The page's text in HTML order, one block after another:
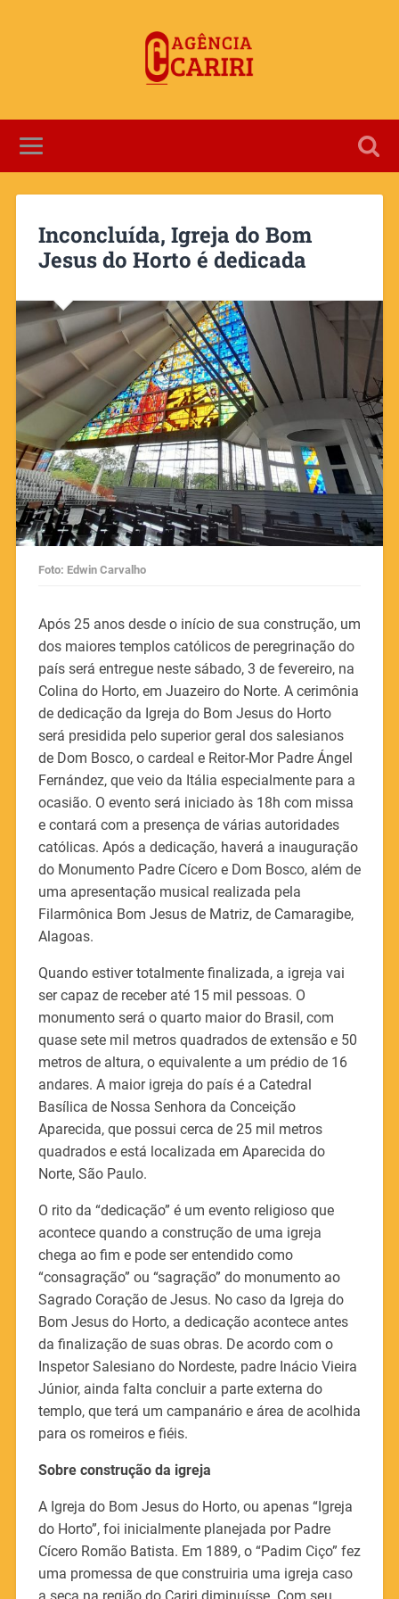
Inconcluída, Igreja do Bom
Jesus do Horto é dedicada
Foto: Edwin Carvalho
Após 25 anos desde o início de sua construção, um
dos maiores templos católicos de peregrinação do
país será entregue neste sábado, 3 de fevereiro, na
Colina do Horto, em Juazeiro do Norte. A cerimônia
de dedicação da Igreja do Bom Jesus do Horto
será presidida pelo superior geral dos salesianos
de Dom Bosco, o cardeal e Reitor-Mor Padre Ángel
Fernández, que veio da Itália especialmente para a
ocasião. O evento será iniciado às 18h com missa
e contará com a presença de várias autoridades
católicas. Após a dedicação, haverá a inauguração
do Monumento Padre Cícero e Dom Bosco, além de
uma apresentação musical realizada pela
Filarmônica Bom Jesus de Matriz, de Camaragibe,
Alagoas.
Quando estiver totalmente finalizada, a igreja vai
ser capaz de receber até 15 mil pessoas. O
monumento será o quarto maior do Brasil, com
quase sete mil metros quadrados de extensão e 50
metros de altura, o equivalente a um prédio de 16
andares. A maior igreja do país é a Catedral
Basílica de Nossa Senhora da Conceição
Aparecida, que possui cerca de 25 mil metros
quadrados e está localizada em Aparecida do
Norte, São Paulo.
O rito da “dedicação” é um evento religioso que
acontece quando a construção de uma igreja
chega ao fim e pode ser entendido como
“consagração” ou “sagração” do monumento ao
Sagrado Coração de Jesus. No caso da Igreja do
Bom Jesus do Horto, a dedicação acontece antes
da finalização de suas obras. De acordo com o
Inspetor Salesiano do Nordeste, padre Inácio Vieira
Júnior, ainda falta concluir a parte externa do
templo, que terá um campanário e área de acolhida
para os romeiros e fiéis.
Sobre construção da igreja
A Igreja do Bom Jesus do Horto, ou apenas “Igreja
do Horto”, foi inicialmente planejada por Padre
Cícero Romão Batista. Em 1889, o “Padim Ciço” fez
uma promessa de que construiria uma igreja caso